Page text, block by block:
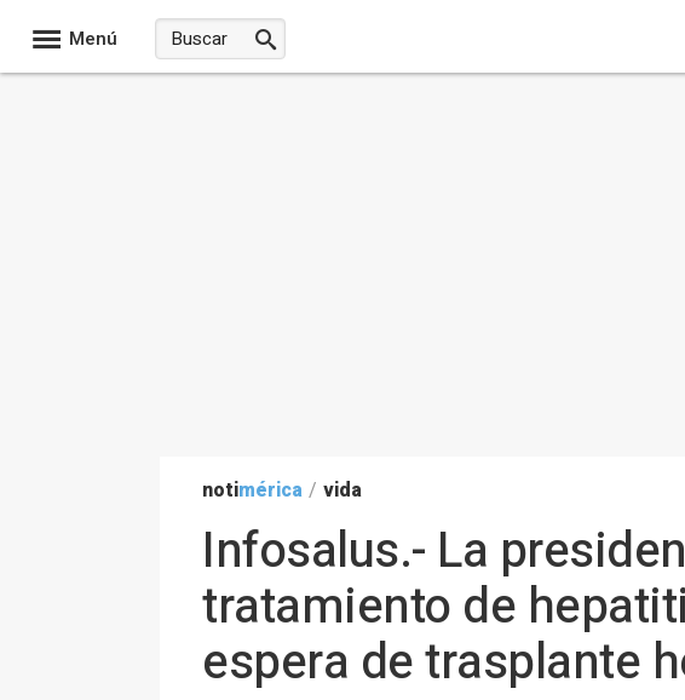
Menú
notimérica / vida
Infosalus.- La
tratamiento de
espera de trasplante